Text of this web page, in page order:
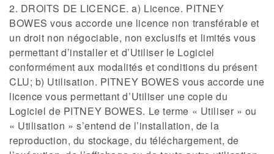
2. DROITS DE LICENCE. a) Licence. PITNEY
BOWES vous accorde une licence non transférable et
un droit non négociable, non exclusifs et limités vous
permettant d’installer et d’Utiliser le Logiciel
conformément aux modalités et conditions du présent
CLU; b) Utilisation. PITNEY BOWES vous accorde une
licence vous permettant d’Utiliser une copie du
Logiciel de PITNEY BOWES. Le terme « Utiliser » ou
« Utilisation » s’entend de l’installation, de la
reproduction, du stockage, du téléchargement, de